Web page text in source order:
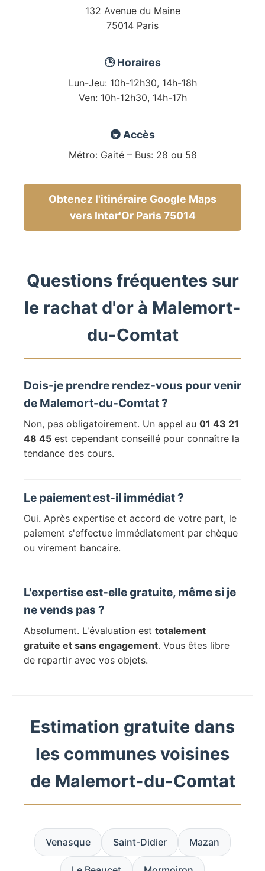
132 Avenue du Maine
75014 Paris
🕒 Horaires
Lun-Jeu: 10h-12h30, 14h-18h
Ven: 10h-12h30, 14h-17h
🚇 Accès
Métro: Gaité – Bus: 28 ou 58
Obtenez l'itinéraire Google Maps
vers Inter'Or Paris 75014
Questions fréquentes sur
le rachat d'or à Malemort-
du-Comtat
Dois-je prendre rendez-vous pour venir
de Malemort-du-Comtat ?
Non, pas obligatoirement. Un appel au 01 43 21
48 45 est cependant conseillé pour connaître la
tendance des cours.
Le paiement est-il immédiat ?
Oui. Après expertise et accord de votre part, le
paiement s'effectue immédiatement par chèque
ou virement bancaire.
L'expertise est-elle gratuite, même si je
ne vends pas ?
Absolument. L'évaluation est totalement
gratuite et sans engagement. Vous êtes libre
de repartir avec vos objets.
Estimation gratuite dans
les communes voisines
de Malemort-du-Comtat
Venasque Saint-Didier Mazan